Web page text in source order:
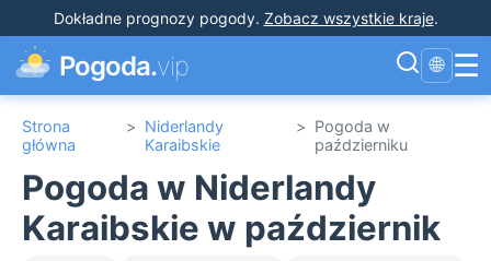
Dokładne prognozy pogody. Zobacz wszystkie kraje.
Pogoda.vip 🌐 ☰
Strona
główna
> Niderlandy
Karaibskie
> Pogoda w
październiku
Pogoda w Niderlandy
Karaibskie w październik